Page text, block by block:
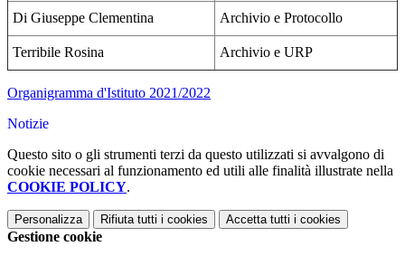
Di Giuseppe Clementina Archivio e Protocollo
Terribile Rosina Archivio e URP
Organigramma d'Istituto 2021/2022
Notizie
Questo sito o gli strumenti terzi da questo utilizzati si avvalgono di
cookie necessari al funzionamento ed utili alle finalità illustrate nella
COOKIE POLICY.
Personalizza Rifiuta tutti i cookies Accetta tutti i cookies
Gestione cookie